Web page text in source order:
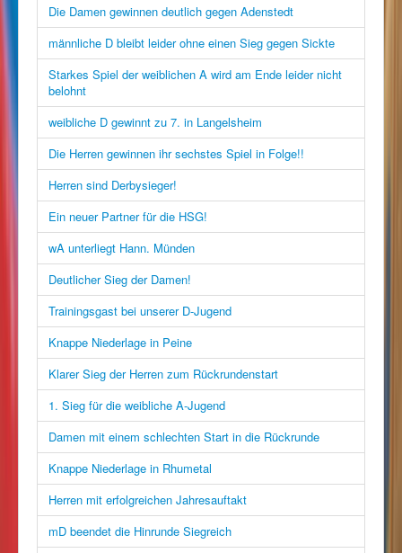
Die Damen gewinnen deutlich gegen Adenstedt
männliche D bleibt leider ohne einen Sieg gegen Sickte
Starkes Spiel der weiblichen A wird am Ende leider nicht
belohnt
weibliche D gewinnt zu 7. in Langelsheim
Die Herren gewinnen ihr sechstes Spiel in Folge!!
Herren sind Derbysieger!
Ein neuer Partner für die HSG!
wA unterliegt Hann. Münden
Deutlicher Sieg der Damen!
Trainingsgast bei unserer D-Jugend
Knappe Niederlage in Peine
Klarer Sieg der Herren zum Rückrundenstart
1. Sieg für die weibliche A-Jugend
Damen mit einem schlechten Start in die Rückrunde
Knappe Niederlage in Rhumetal
Herren mit erfolgreichen Jahresauftakt
mD beendet die Hinrunde Siegreich